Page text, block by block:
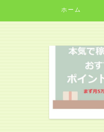
ホーム